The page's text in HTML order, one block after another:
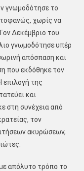
γνωμοδότησε το
χωρίς να
Δεκέμβριο του
γνωμοδότησε υπέρ
απόσπαση και
που εκδόθηκε τον
της
και
στη συνέχεια από
τον
ακυρώσεων,
απόλυτο τρόπο το